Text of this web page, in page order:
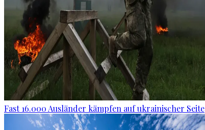
Fast 16.000 Ausländer kämpfen auf ukrainischer Seite